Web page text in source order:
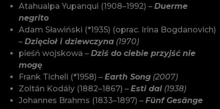
Atahualpa Yupanqui (1908–1992) –Duerme
negrito
Adam Sławiński (*1935) (oprac. Irina Bogdanovich)
–Dzięcioł i dziewczyna (1970)
pieśń wojskowa –Dziś do ciebie przyjść nie
mogę
Frank Ticheli (*1958) –Earth Song (2007)
Zoltán Kodály (1882–1867) –Esti dal (1938)
Johannes Brahms (1833–1897) –Fünf Gesänge